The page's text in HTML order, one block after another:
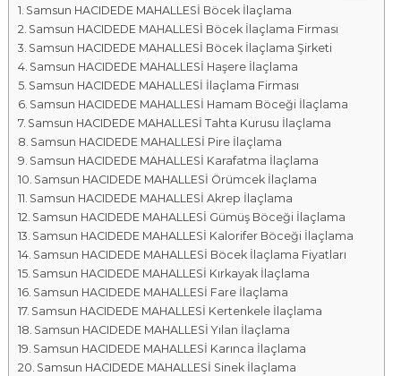
a
l
a
r
ı
Samsun HACIDEDE MAHALLESİ Böcek İlaçlama
Samsun HACIDEDE MAHALLESİ Böcek İlaçlama Firması
Samsun HACIDEDE MAHALLESİ Böcek İlaçlama Şirketi
Samsun HACIDEDE MAHALLESİ Haşere İlaçlama
Samsun HACIDEDE MAHALLESİ İlaçlama Firması
Samsun HACIDEDE MAHALLESİ Hamam Böceği İlaçlama
Samsun HACIDEDE MAHALLESİ Tahta Kurusu İlaçlama
Samsun HACIDEDE MAHALLESİ Pire İlaçlama
Samsun HACIDEDE MAHALLESİ Karafatma İlaçlama
Samsun HACIDEDE MAHALLESİ Örümcek İlaçlama
Samsun HACIDEDE MAHALLESİ Akrep İlaçlama
Samsun HACIDEDE MAHALLESİ Gümüş Böceği İlaçlama
Samsun HACIDEDE MAHALLESİ Kalorifer Böceği İlaçlama
Samsun HACIDEDE MAHALLESİ Böcek İlaçlama Fiyatları
Samsun HACIDEDE MAHALLESİ Kırkayak İlaçlama
Samsun HACIDEDE MAHALLESİ Fare İlaçlama
Samsun HACIDEDE MAHALLESİ Kertenkele İlaçlama
Samsun HACIDEDE MAHALLESİ Yılan İlaçlama
Samsun HACIDEDE MAHALLESİ Karınca İlaçlama
Samsun HACIDEDE MAHALLESİ Sinek İlaçlama